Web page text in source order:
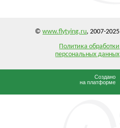
©www.flytying.ru, 2007-2025
Политика обработки
персональных данных
Создано
на платформе